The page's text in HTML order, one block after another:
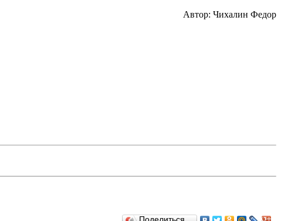
Автор: Чихалин Федор